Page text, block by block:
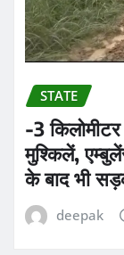
STATE
-3
मुश्किलें,
के बाद भी
deepak